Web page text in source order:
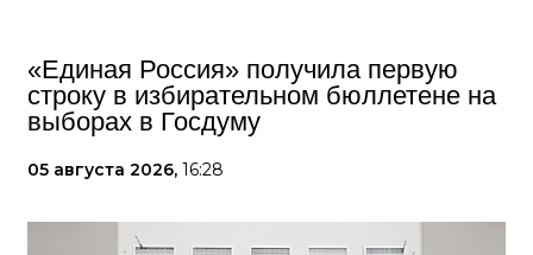
«Единая Россия» получила первую
строку в избирательном бюллетене на
выборах в Госдуму
05 августа 2026, 16:28